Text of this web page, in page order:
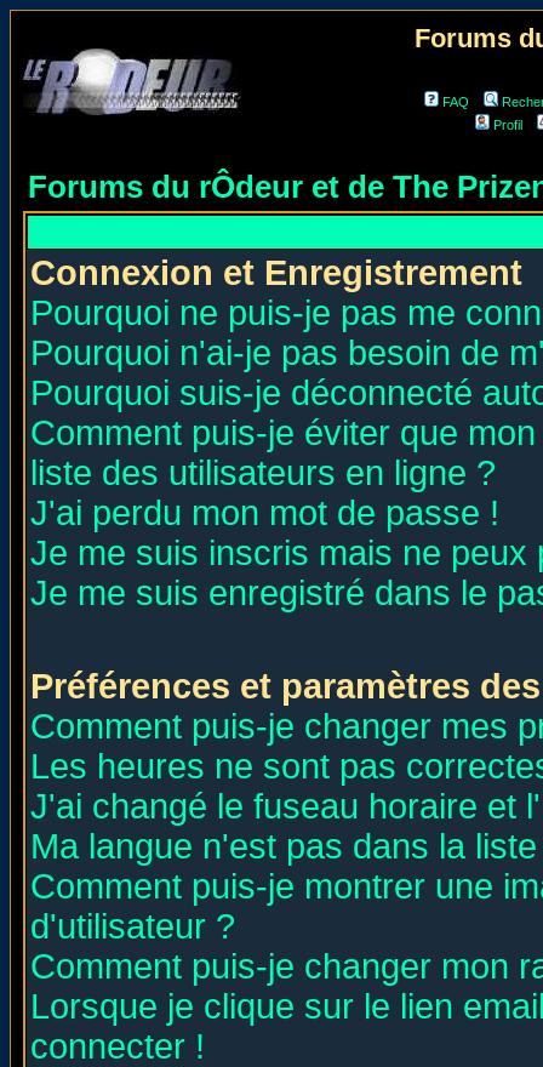
Forums
FAQ
Profil
Forums du rÔdeur et de The
Connexion et Enregistrement
Pourquoi ne puis-je pas me
Pourquoi n'ai-je pas besoin de
Pourquoi suis-je déconnecté
Comment puis-je éviter que
liste des utilisateurs en ligne ?
J'ai perdu mon mot de passe !
Je me suis inscris mais ne peux
Je me suis enregistré dans le
Préférences et paramètres
Comment puis-je changer mes
Les heures ne sont pas
J'ai changé le fuseau horaire et
Ma langue n'est pas dans la
Comment puis-je montrer une
d'utilisateur ?
Comment puis-je changer mon
Lorsque je clique sur le lien
connecter !